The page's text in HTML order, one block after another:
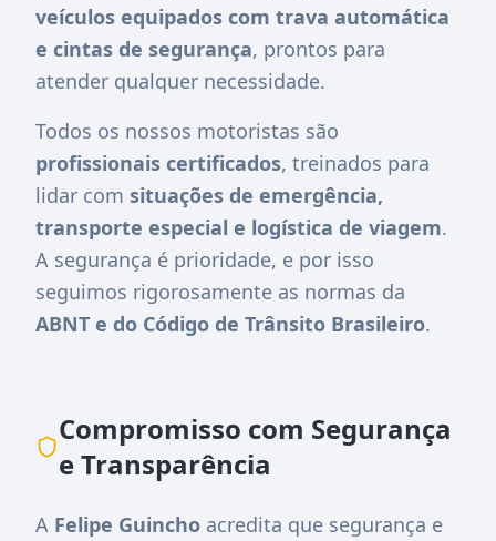
veículos equipados com trava automática
e cintas de segurança, prontos para
atender qualquer necessidade.
Todos os nossos motoristas são
profissionais certificados, treinados para
lidar com situações de emergência,
transporte especial e logística de viagem.
A segurança é prioridade, e por isso
seguimos rigorosamente as normas da
ABNT e do Código de Trânsito Brasileiro.
Compromisso com Segurança
e Transparência
A Felipe Guincho acredita que segurança e